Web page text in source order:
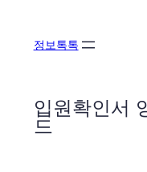
정보톡톡
입원확인서
드